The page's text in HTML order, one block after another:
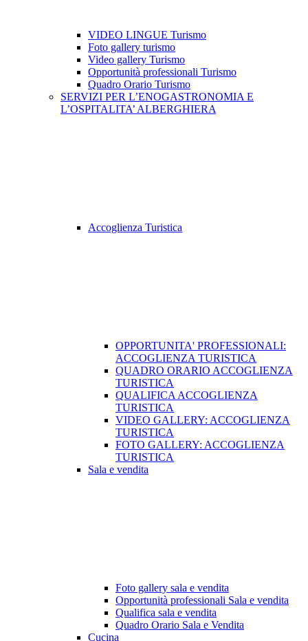
VIDEO LINGUE Turismo
Foto gallery turismo
Video gallery Turismo
Opportunità professionali Turismo
Quadro Orario Turismo
SERVIZI PER L’ENOGASTRONOMIA E
L’OSPITALITA’ ALBERGHIERA
Accoglienza Turistica
OPPORTUNITA' PROFESSIONALI:
ACCOGLIENZA TURISTICA
QUADRO ORARIO ACCOGLIENZA
TURISTICA
QUALIFICA ACCOGLIENZA
TURISTICA
VIDEO GALLERY: ACCOGLIENZA
TURISTICA
FOTO GALLERY: ACCOGLIENZA
TURISTICA
Sala e vendita
Foto gallery sala e vendita
Opportunità professionali Sala e vendita
Qualifica sala e vendita
Quadro Orario Sala e Vendita
Cucina